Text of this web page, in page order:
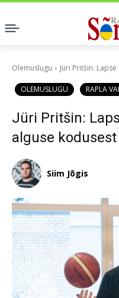
Olemuslugu Jüri Pritšin:
OLEMUSLUGU RAPLA
Jüri Pritšin:
alguse
Siim Jõgis